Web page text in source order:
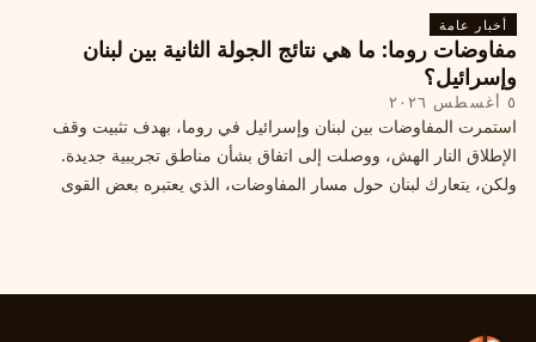
أخبار عامة
مفاوضات روما: ما هي نتائج الجولة الثانية بين لبنان
وإسرائيل؟
٥ أغسطس ٢٠٢٦
استمرت المفاوضات بين لبنان وإسرائيل في روما، بهدف تثبيت وقف
الإطلاق النار الهش، ووصلت إلى اتفاق بشأن مناطق تجريبية جديدة.
ولكن، يتعارك لبنان حول مسار المفاوضات، الذي يعتبره بعض القوى